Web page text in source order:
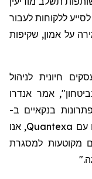
ללקוחות לעבור
על אמון, שקיפות
חיונית לניהול
אמר אנדרו
בנקאיים ב-
עם Quantexa, אנו
מקוטעות למסגרת